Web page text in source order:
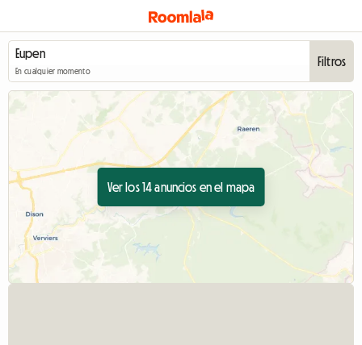
En cualquier momento
Filtros
Ver los 14 anuncios en el mapa